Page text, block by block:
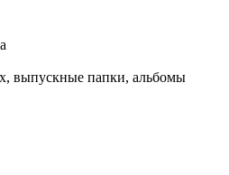
выпускные папки, альбомы